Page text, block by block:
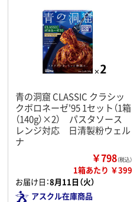
青の洞窟 CLASSIC クラシッ
クボロネーゼ'95 1セット（1箱
（140g）×2） パスタソース
レンジ対応 日清製粉ウェル
ナ
￥798（税込）
1箱あたり ￥399
お届け日：8月11日（火）
アスクル在庫商品